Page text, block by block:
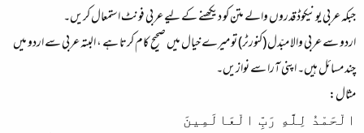
جبکہ عربی یونیکوڈ قدروں والے متن کو دیکھنے کے لیے عربی فونٹ استمعال کریں۔
اردو سے عربی والا مبّدل (کنورٹر) تو میرے خیال میں صحیح کام کرتا ہے ، البتہ عربی سے اردو میں
چند مسائل ہیں۔ اپنی آرا سے نوازیں۔
مثال:
الْحَمْدُ لِلَّهِ رَبِّ الْعَالَمِينَ